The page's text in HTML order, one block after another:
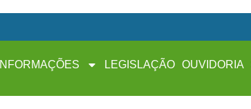
INFORMAÇÕES LEGISLAÇÃO OUVIDORIA